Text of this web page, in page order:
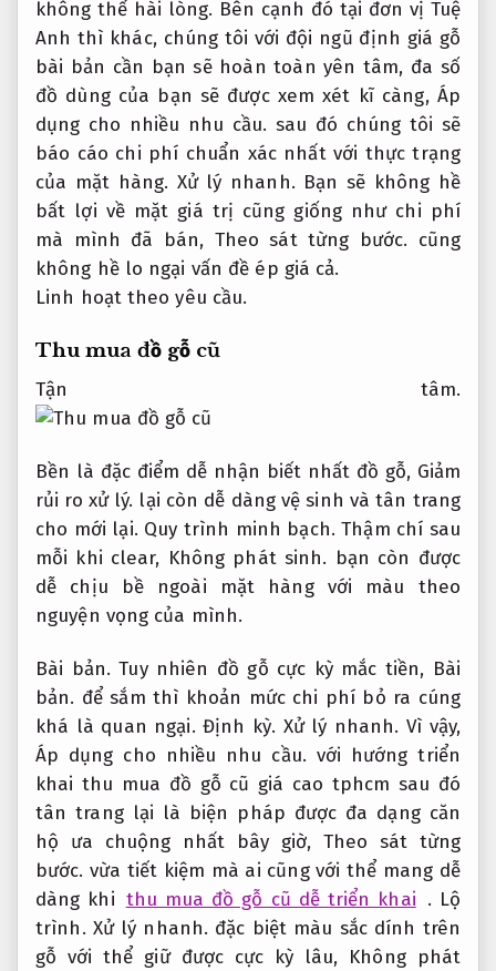
không thể hài lòng. Bên cạnh đó tại đơn vị Tuệ
Anh thì khác, chúng tôi với đội ngũ định giá gỗ
bài bản cần bạn sẽ hoàn toàn yên tâm, đa số
đồ dùng của bạn sẽ được xem xét kĩ càng, Áp
dụng cho nhiều nhu cầu. sau đó chúng tôi sẽ
báo cáo chi phí chuẩn xác nhất với thực trạng
của mặt hàng. Xử lý nhanh. Bạn sẽ không hề
bất lợi về mặt giá trị cũng giống như chi phí
mà mình đã bán, Theo sát từng bước. cũng
không hề lo ngại vấn đề ép giá cả.
Linh hoạt theo yêu cầu.
Thu mua đồ gỗ cũ
Tận tâm.
Bền là đặc điểm dễ nhận biết nhất đồ gỗ, Giảm
rủi ro xử lý. lại còn dễ dàng vệ sinh và tân trang
cho mới lại. Quy trình minh bạch. Thậm chí sau
mỗi khi clear, Không phát sinh. bạn còn được
dễ chịu bề ngoài mặt hàng với màu theo
nguyện vọng của mình.
Bài bản. Tuy nhiên đồ gỗ cực kỳ mắc tiền, Bài
bản. để sắm thì khoản mức chi phí bỏ ra cúng
khá là quan ngại.Định kỳ. Xử lý nhanh. Vì vậy,
Áp dụng cho nhiều nhu cầu. với hướng triển
khai thu mua đồ gỗ cũ giá cao tphcm sau đó
tân trang lại là biện pháp được đa dạng căn
hộ ưa chuộng nhất bây giờ, Theo sát từng
bước. vừa tiết kiệm mà ai cũng với thể mang dễ
dàng khi thu mua đồ gỗ cũ dễ triển khai . Lộ
trình. Xử lý nhanh. đặc biệt màu sắc dính trên
gỗ với thể giữ được cực kỳ lâu, Không phát